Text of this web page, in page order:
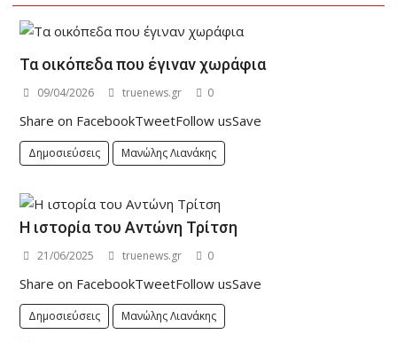
Τα οικόπεδα που έγιναν χωράφια
09/04/2026 truenews.gr 0
Share on FacebookTweetFollow usSave
Δημοσιεύσεις Μανώλης Λιανάκης
Η ιστορία του Αντώνη Τρίτση
21/06/2025 truenews.gr 0
Share on FacebookTweetFollow usSave
Δημοσιεύσεις Μανώλης Λιανάκης